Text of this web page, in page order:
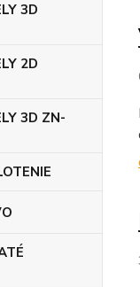
3D
2D
3D ZN-